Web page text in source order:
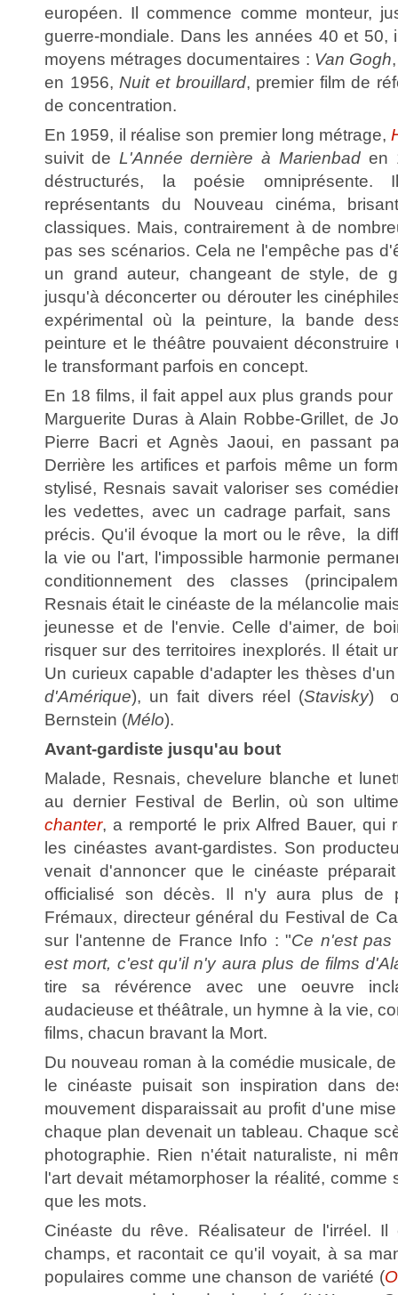
européen. Il commence comme monteur,
guerre-mondiale. Dans les années 40 et 50,
moyens métrages documentaires : Van Gogh
en 1956,Nuit et brouillard, premier film de
de concentration.
En 1959, il réalise son premier long métrage,
suivit de L'Année dernière à Marienbad en
déstructurés, la poésie
représentants du Nouveau cinéma,
classiques. Mais, contrairement à de
pas ses scénarios. Cela ne l'empêche pas
un grand auteur, changeant de style, de
jusqu'à déconcerter ou dérouter les
expérimental où la peinture, la bande
peinture et le théâtre pouvaient déconstruire
le transformant parfois en concept.
En 18 films, il fait appel aux plus grands
Marguerite Duras à Alain Robbe-Grillet, de
Pierre Bacri et Agnès Jaoui, en passant
Derrière les artifices et parfois même un
stylisé, Resnais savait valoriser ses
les vedettes, avec un cadrage parfait,
précis. Qu'il évoque la mort ou le rêve, la
la vie ou l'art, l'impossible harmonie
conditionnement des classes
Resnais était le cinéaste de la mélancolie
jeunesse et de l'envie. Celle d'aimer, de
risquer sur des territoires inexplorés. Il était
Un curieux capable d'adapter les thèses
d'Amérique), un fait divers réel (Stavisky)
Bernstein (Mélo).
Avant-gardiste jusqu'au bout
Malade, Resnais, chevelure blanche et
au dernier Festival de Berlin, où son
chanter, a remporté le prix Alfred Bauer, qui
les cinéastes avant-gardistes. Son
venait d'annoncer que le cinéaste
officialisé son décès. Il n'y aura plus de
Frémaux, directeur général du Festival de
sur l'antenne de France Info : "Ce n'est pas
est mort, c'est qu'il n'y aura plus de films
tire sa révérence avec une oeuvre
audacieuse et théâtrale, un hymne à la vie,
films, chacun bravant la Mort.
Du nouveau roman à la comédie musicale,
le cinéaste puisait son inspiration dans
mouvement disparaissait au profit d'une
chaque plan devenait un tableau. Chaque
photographie. Rien n'était naturaliste, ni
l'art devait métamorphoser la réalité, comme
que les mots.
Cinéaste du rêve. Réalisateur de l'irréel.
champs, et racontait ce qu'il voyait, à sa
populaires comme une chanson de variété (